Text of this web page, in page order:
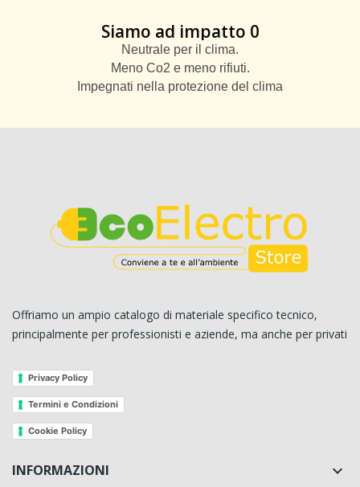
Siamo ad impatto 0
Neutrale per il clima.
Meno Co2 e meno rifiuti.
Impegnati nella protezione del clima
Offriamo un ampio catalogo di materiale specifico tecnico,
principalmente per professionisti e aziende, ma anche per privati
Privacy Policy
Termini e Condizioni
Cookie Policy
INFORMAZIONI 